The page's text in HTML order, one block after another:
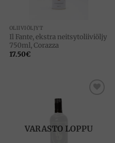
OLIIVIÖLJYT
Il Fante, ekstra neitsytoliiviöljy
750ml, Corazza
17.50€
VARASTO LOPPU